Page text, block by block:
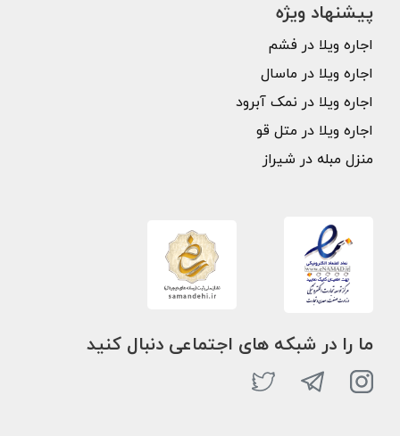
پیشنهاد ویژه
اجاره ویلا در فشم
اجاره ویلا در ماسال
اجاره ویلا در نمک آبرود
اجاره ویلا در متل قو
منزل مبله در شیراز
ما را در شبکه های اجتماعی دنبال کنید